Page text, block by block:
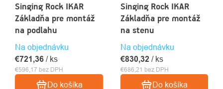
Singing Rock IKAR
Základňa pre montáž
na podlahu
Na objednávku
€596,17 bez DPH
€721,36 / ks
Do košíka
Singing Rock IKAR
Základňa pre montáž
na stenu
Na objednávku
€686,21 bez DPH
€830,32 / ks
Do košíka